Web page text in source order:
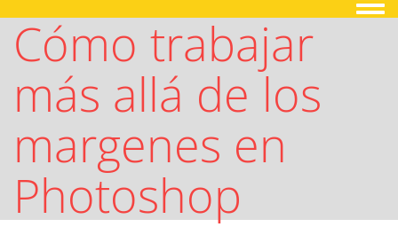
Cómo trabajar
más allá de los
margenes en
Photoshop